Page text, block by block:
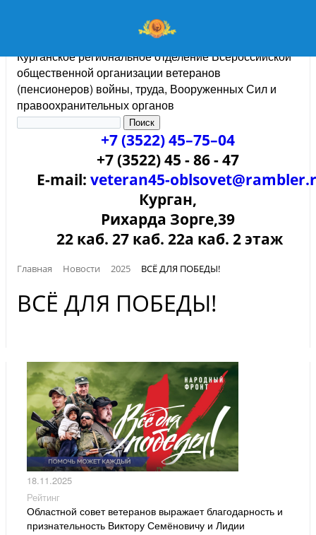
Курганское региональное отделение Всероссийской
общественной организации ветеранов
(пенсионеров) войны, труда, Вооруженных Сил и
правоохранительных органов
+7 (3522) 45–75–04
+7 (3522) 45 - 86 - 47
E-mail: veteran45-
Курган,
Рихарда Зорге,39
22 каб. 27 каб. 22а каб. 2 этаж
Главная Новости 2025 ВСЁ ДЛЯ ПОБЕДЫ!
ВСЁ ДЛЯ ПОБЕДЫ!
18.11.2025
Рейтинг
Областной совет ветеранов выражает благодарность и
признательность Виктору Семёновичу и Лидии